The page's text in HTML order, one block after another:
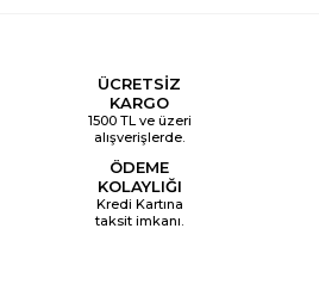
ÜCRETSİZ
KARGO
1500 TL ve üzeri
alışverişlerde.
ÖDEME
KOLAYLIĞI
Kredi Kartına
taksit imkanı.